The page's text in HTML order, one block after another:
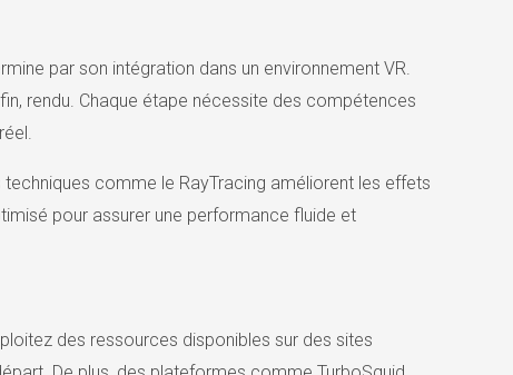
par son intégration dans un environnement VR.
rendu. Chaque étape nécessite des compétences
comme le RayTracing améliorent les effets
pour assurer une performance fluide et
des ressources disponibles sur des sites